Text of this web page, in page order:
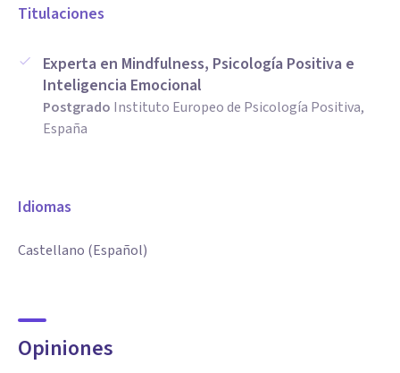
Titulaciones
Experta en Mindfulness, Psicología Positiva e
Inteligencia Emocional
Postgrado Instituto Europeo de Psicología Positiva,
España
Idiomas
Castellano (Español)
Opiniones